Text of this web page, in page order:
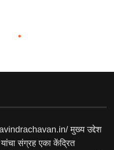
मुख्य उद्देश
संग्रह एका केंद्रित